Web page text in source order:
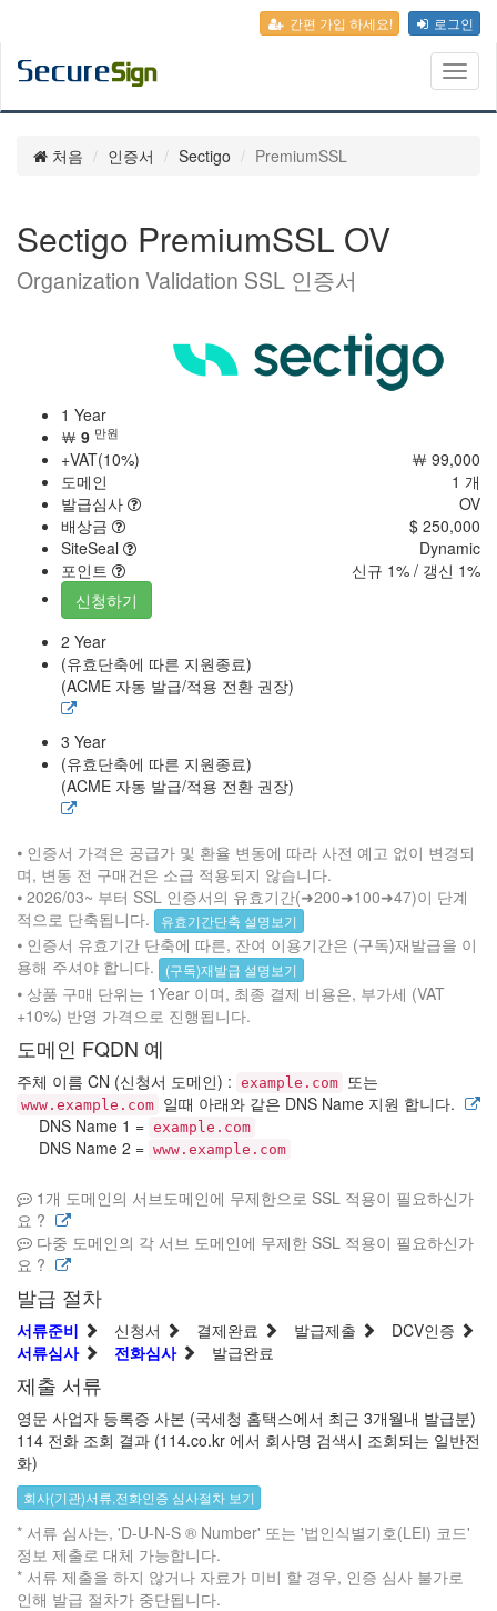
간편 가입 하세요! 로그인
처음 인증서 Sectigo PremiumSSL
Sectigo PremiumSSL OV
Organization Validation SSL 인증서
1 Year
￦ 9 만원
￦ 99,000
+VAT(10%)
1 개
도메인
OV
발급심사
$ 250,000
배상금
Dynamic
SiteSeal
신규 1% / 갱신 1%
포인트
신청하기
2 Year
(유효단축에 따른 지원종료)
(ACME 자동 발급/적용 전환 권장)
3 Year
(유효단축에 따른 지원종료)
(ACME 자동 발급/적용 전환 권장)
⦁ 인증서 가격은 공급가 및 환율 변동에 따라 사전 예고 없이 변경되
며, 변동 전 구매건은 소급 적용되지 않습니다.
⦁ 2026/03~ 부터 SSL 인증서의 유효기간(➜200➜100➜47)이 단계
적으로 단축됩니다.
유효기간단축 설명보기
⦁ 인증서 유효기간 단축에 따른, 잔여 이용기간은 (구독)재발급을 이
용해 주셔야 합니다.
(구독)재발급 설명보기
⦁ 상품 구매 단위는 1Year 이며, 최종 결제 비용은, 부가세 (VAT
+10%) 반영 가격으로 진행됩니다.
도메인 FQDN 예
주체 이름 CN (신청서 도메인) : example.com 또는
www.example.com 일때 아래와 같은 DNS Name 지원 합니다.
DNS Name 1 = example.com
DNS Name 2 = www.example.com
1개 도메인의 서브도메인에 무제한으로 SSL 적용이 필요하신가
요 ?
다중 도메인의 각 서브 도메인에 무제한 SSL 적용이 필요하신가
요 ?
발급 절차
서류준비 신청서 결제완료 발급제출
DCV인증
서류심사
전화심사 발급완료
제출 서류
영문 사업자 등록증 사본 (국세청 홈택스에서 최근 3개월내 발급분)
114 전화 조회 결과 (114.co.kr 에서 회사명 검색시 조회되는 일반전
화)
회사(기관)서류,전화인증 심사절차 보기
* 서류 심사는, 'D-U-N-S ® Number' 또는 '법인식별기호(LEI) 코드'
정보 제출로 대체 가능합니다.
* 서류 제출을 하지 않거나 자료가 미비 할 경우, 인증 심사 불가로
인해 발급 절차가 중단됩니다.